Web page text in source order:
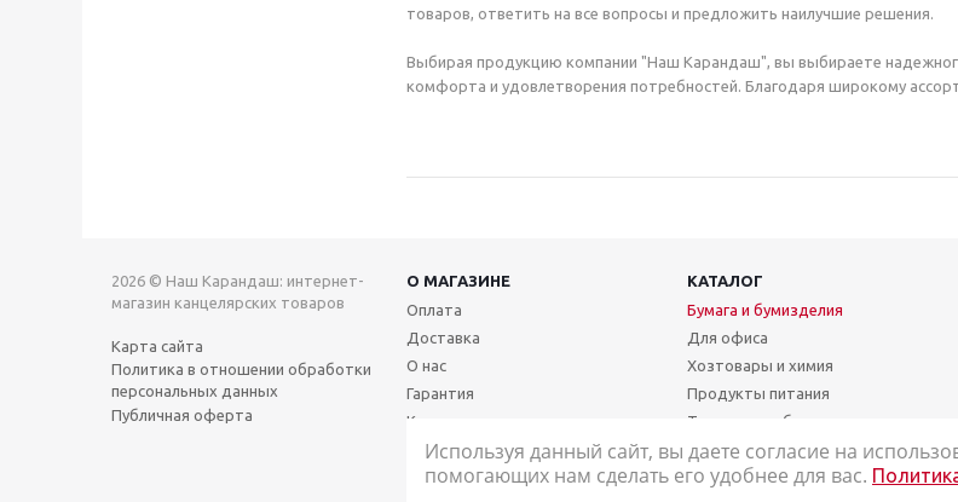
товаров, ответить на все вопросы и предложить наилучшие решения.
Выбирая продукцию компании "Наш Карандаш", вы выбираете
комфорта и удовлетворения потребностей. Благодаря широкому
2026 © Наш Карандаш: интернет-
магазин канцелярских товаров
Карта сайта
Политика в отношении обработки
персональных данных
Публичная оферта
О МАГАЗИНЕ
КАТАЛОГ
Оплата
Доставка
О нас
Гарантия
Контакты
Бумага и бумизделия
Для офиса
Хозтовары и химия
Продукты питания
Техника и мебель
Школа и творчество
Медицинские товары
Используя данный сайт, вы даете согласие на
помогающих нам сделать его удобнее для вас.